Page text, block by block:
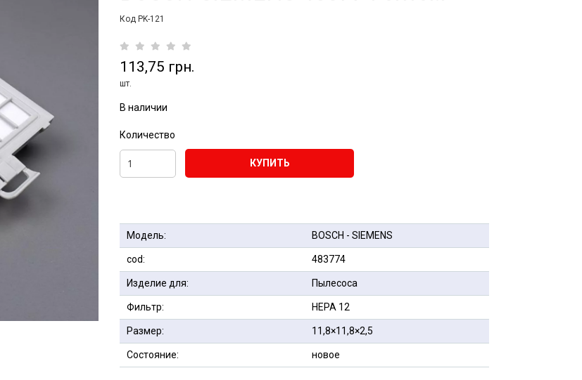
Код PK-121
113,75 грн.
шт.
В наличии
Количество
КУПИТЬ
Модель: BOSCH - SIEMENS
cod: 483774
Изделие для: Пылесоса
Фильтр: HEPA 12
Размер: 11,8×11,8×2,5
Состояние: новое